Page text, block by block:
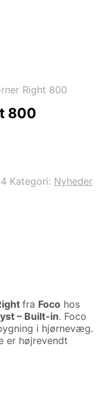
Right 800
800
Kategori: Nyheder
fra Foco hos
– Built-in. Foco
i hjørnevæg.
er højrevendt